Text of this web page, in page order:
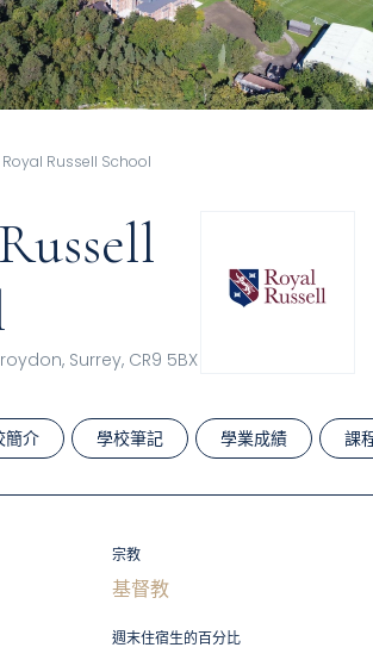
Royal Russell School
Surrey, CR9 5BX
簡介 學校筆記 學業成績 課
宗教
基督教
週末住宿生的百分比